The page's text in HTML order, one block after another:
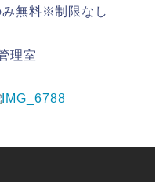
み無料※制限なし
理室